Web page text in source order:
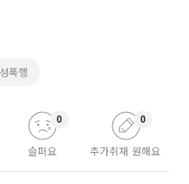
폭행
슬퍼요
0
추가취재 원해요
0